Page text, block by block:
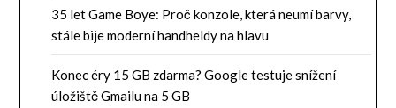
35 let Game Boye: Proč konzole, která neumí barvy,
stále bije moderní handheldy na hlavu
Konec éry 15 GB zdarma? Google testuje snížení
úložiště Gmailu na 5 GB